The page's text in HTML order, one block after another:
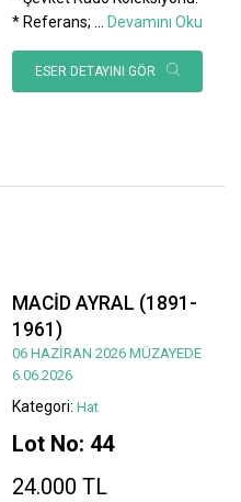
* Referans;
Devamını Oku
ESER DETAYINI GÖR
MACİD AYRAL (1891-
1961)
06 HAZİRAN 2026 MÜZAYEDE
6.06.2026
Kategori: Hat
Lot No: 44
24.000 TL